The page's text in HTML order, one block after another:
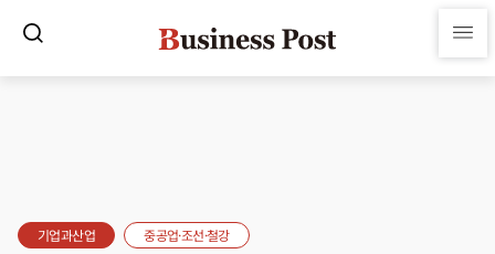
기업과산업 중공업·조선·철강